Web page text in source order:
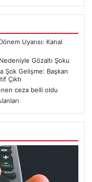
Uyarısı: Kanal
Gözaltı Şoku
Şok Gelişme: Başkan
Çıktı
ceza belli oldu